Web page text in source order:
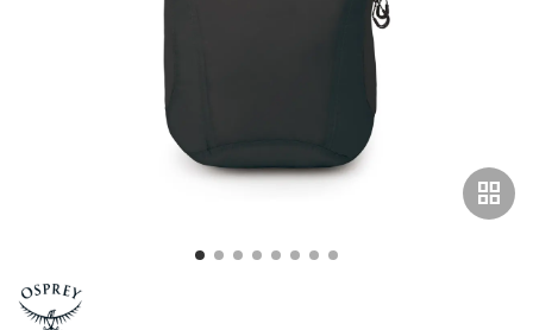
grid_view